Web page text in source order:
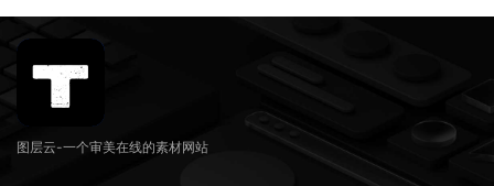
图层云-一个审美在线的素材网站